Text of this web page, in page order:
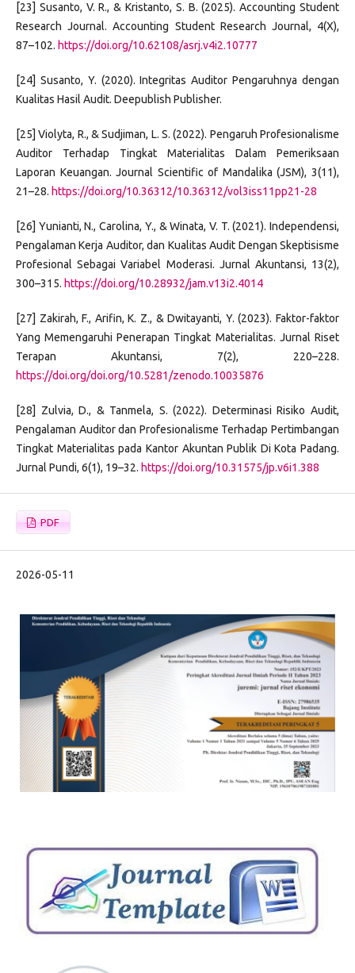
[23] Susanto, V. R., & Kristanto, S. B. (2025). Accounting Student
Research Journal. Accounting Student Research Journal, 4(X),
87–102. https://doi.org/10.62108/asrj.v4i2.10777
[24] Susanto, Y. (2020). Integritas Auditor Pengaruhnya dengan
Kualitas Hasil Audit. Deepublish Publisher.
[25] Violyta, R., & Sudjiman, L. S. (2022). Pengaruh Profesionalisme
Auditor Terhadap Tingkat Materialitas Dalam Pemeriksaan
Laporan Keuangan. Journal Scientific of Mandalika (JSM), 3(11),
21–28. https://doi.org/10.36312/10.36312/vol3iss11pp21-28
[26] Yunianti, N., Carolina, Y., & Winata, V. T. (2021). Independensi,
Pengalaman Kerja Auditor, dan Kualitas Audit Dengan Skeptisisme
Profesional Sebagai Variabel Moderasi. Jurnal Akuntansi, 13(2),
300–315. https://doi.org/10.28932/jam.v13i2.4014
[27] Zakirah, F., Arifin, K. Z., & Dwitayanti, Y. (2023). Faktor-faktor
Yang Memengaruhi Penerapan Tingkat Materialitas. Jurnal Riset
Terapan Akuntansi, 7(2), 220–228.
https://doi.org/doi.org/10.5281/zenodo.10035876
[28] Zulvia, D., & Tanmela, S. (2022). Determinasi Risiko Audit,
Pengalaman Auditor dan Profesionalisme Terhadap Pertimbangan
Tingkat Materialitas pada Kantor Akuntan Publik Di Kota Padang.
Jurnal Pundi, 6(1), 19–32. https://doi.org/10.31575/jp.v6i1.388
PDF
2026-05-11